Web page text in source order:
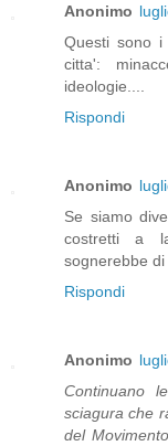
Anonimo
Questi sono
citta':
ideologie....
Rispondi
Anonimo
Se siamo
costretti a
sognerebbe di
Rispondi
Anonimo
Continuano
sciagura che
del